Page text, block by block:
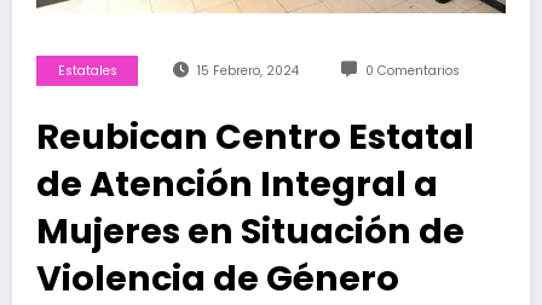
Estatales 15 Febrero, 2024 0 Comentarios
Reubican Centro Estatal
de Atención Integral a
Mujeres en Situación de
Violencia de Género